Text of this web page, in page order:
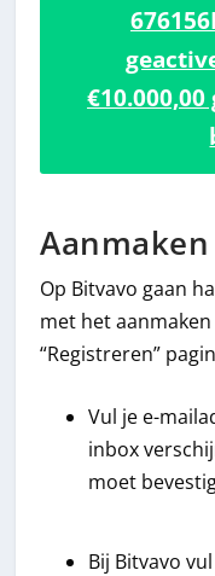
Op Bitvavo gaan
met het
“Registreren”
Vul je e-
inbox
moet
Bij Bitvavo